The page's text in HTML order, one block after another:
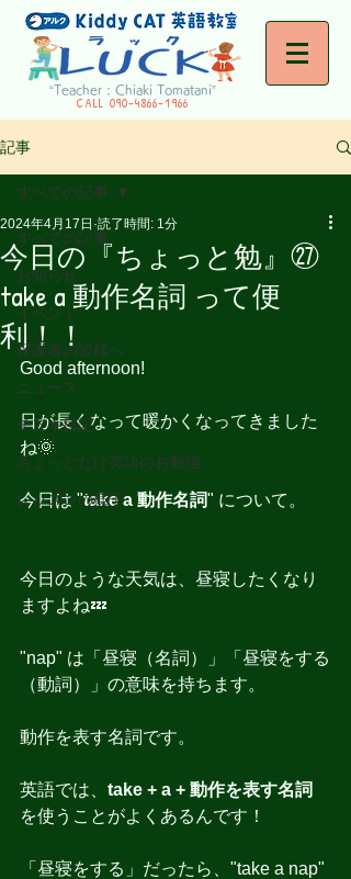
“Teacher : Chiaki Tomatani”
CALL 090-4866-1966
記事
すべての記事
お知らせ
イベント
保護者の皆様へ
ニュース
チアキ日記
ちょっとだけ英語のお勉強
レッスンの様子
すべての記事
今日の『ちょっと勉』㉗
take a 動作名詞 って便
利！！
2024年4月17日 読了時間: 1分
Good afternoon!
日が長くなって暖かくなってきました
ね🌞
今日は "take a 動作名詞" について。
今日のような天気は、昼寝したくなり
ますよね💤
"nap" は「昼寝（名詞）」「昼寝をする
（動詞）」の意味を持ちます。
動作を表す名詞です。
英語では、 take + a + 動作を表す名詞
を使うことがよくあるんです！
「昼寝をする」だったら、"take a nap"